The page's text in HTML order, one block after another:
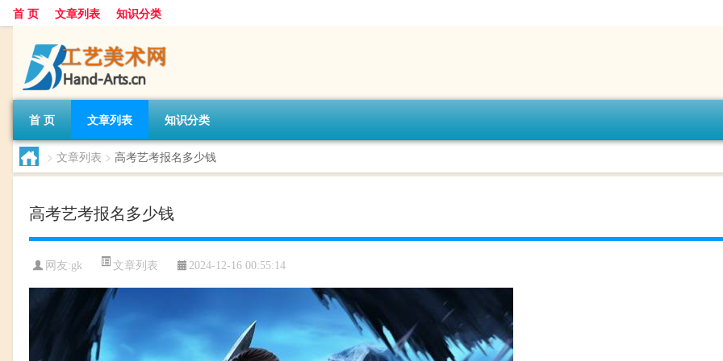
首 页 文章列表 知识分类
首 页 文章列表 知识分类
> 文章列表 > 高考艺考报名多少钱
高考艺考报名多少钱
网友:gk 文章列表 2024-12-16 00:55:14